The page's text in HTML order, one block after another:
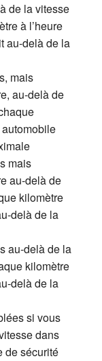
de la vitesse
à l’heure
au-delà de la
mais
au-delà de
mais
au-delà de
kilomètre
delà de la
au-delà de la
kilomètre
delà de la
si vous
dans
de sécurité